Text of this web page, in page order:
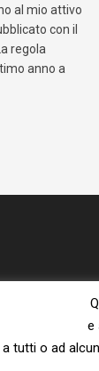
al mio attivo
con il
regola
anno a
e
tutti o ad